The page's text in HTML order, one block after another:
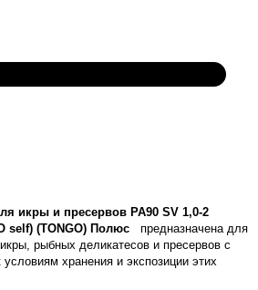
икры и пресервов PA90 SV 1,0-2
self) (TONGO) Полюс
предназначена для
рыбных деликатесов и пресервов с
хранения и экспозиции этих